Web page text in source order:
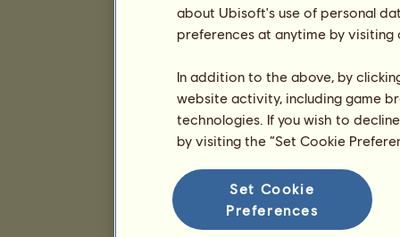
about Ubisoft's use of personal
preferences at anytime by
In addition to the above, by
website activity, including game
technologies. If you wish to
by visiting the “Set Cookie
Set Cookie
Preferences